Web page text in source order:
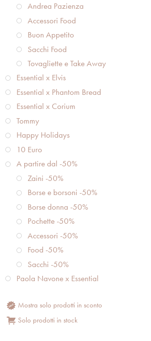
Andrea Pazienza
Accessori Food
Buon Appetito
Sacchi Food
Tovagliette e Take Away
Essential x Elvis
Essential x Phantom Bread
Essential x Corium
Tommy
Happy Holidays
10 Euro
A partire dal -50%
Zaini -50%
Borse e borsoni -50%
Borse donna -50%
Pochette -50%
Accessori -50%
Food -50%
Sacchi -50%
Paola Navone x Essential
Mostra solo prodotti in sconto
Solo prodotti in stock